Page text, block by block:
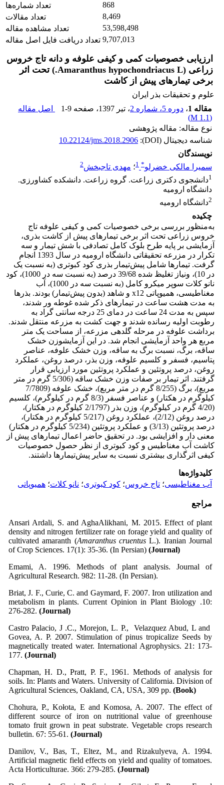
تعداد شماره‌ها
868
تعداد مقالات
8,469
تعداد مشاهده مقاله
53,598,498
تعداد دریافت فایل اصل مقاله 9,707,013
ارزیابی خصوصیات کمی و کیفی علوفه و دانه تاج خروس
زراعی (Amaranthus hypochondriacus L.) تحت اثر
برخی تیمارهای پیش از کاشت
علوم و تحقیقات بذر ایران
مقاله 1
، دوره 5، شماره 2 ، تیر 1397 ، صفحه 1-9
اصل مقاله
(
1.1 M
)
نوع مقاله: مقاله پژوهشی
شناسه دیجیتال (DOI):
10.22124/jms.2018.2906
نویسندگان
سمیرا مالکی خضرلو*
1؛ مهدی تاجبخش2
1دانشجوی دکتری زراعت. گروه زراعت. دانشکده کشاورزی.
دانشگاه ارومیه
2دانشگاه ارومیه
چکیده
به‌منظور بررسی برخی خصوصیات کمی و کیفی علوفه تاج
خروس زراعی تحت اثر برخی تیمارهای پیش از کاشت بذری،
آزمایشی بر پایه طرح بلوک کامل تصادفی با شش تیمار و سه
تکرار در مزرعه تحقیقاتی دانشگاه ارومیه در سال 1393 انجام
گرفت. تیمارها شامل پیش‌تیمار بذری کود کبوتری (به نسبت یک
در 10)، ونیاز تغلیظ شده 39/68 درصد (به نسبت سه در 1000)، کود
نانو کلات سوپر میکرو کامل (به نسبت سه در 1000)، آب
مغناطیسی، همیوپاتی x12 و شاهد (بدون پیش‌تیمار) بودند. بذرها
به مدت هشت ساعت در تیمارهای ذکر شده غوطه ور شدند،
سپس به مدت 24 ساعت در دمای 25 درجه سانتی گراد به
رطوبت اولیه رسانده شدند و جهت کشت به مزرعه منتقل شدند.
برداشت علوفه در مرحله گلدهی مزرعه، از مساحت یک متر
مربع هر واحد آزمایشی انجام شد. در این آزمایشوزن خشک
ساقه، برگ، نسبت برگ به ساقه، وزن خشک علوفه، عناصر
پتاسیم، فسفر و کلسیم علوفه، وزن بذر، درصد روغن، عملکرد
روغن، درصد پروتئین و عملکرد پروتئین مورد ارزیابی قرار
گرفتند. اثر تیمار بر صفات وزن خشک ساقه (5/306 گرم در متر
مربع)، برگ (8/255 گرم در متر مربع)، خشک علوفه (7/7809
کیلوگرم در هکتار) و عناصر فسفر (8/3 گرم در کیلوگرم)، کلسیم
(4/20 گرم در کیلوگرم)، وزن بذر (2/1797 کیلوگرم در هکتار)،
درصد روغن (2/12)، عملکرد روغن (5/217 کیلوگرم در هکتار)،
درصد پروتئین (3/13) و عملکرد پروتئین (5/234 کیلوگرم در هکتار)
معنی دار و افزایشی بود. در تحقیق حاضر اعمال تیمارهای پیش از
کاشت آب مغناطیس و کود کبوتری از نظر حصول خصوصیات
کیفی اثرگذاری بیشتری نسبت به سایر پیش‌تیمارها داشتند.
کلیدواژه‌ها
آب مغناطیسی؛ تاج خروس؛ کود کبوتری؛ نانو کلات؛ همیوپاتی
مراجع
Ansari Ardali, S. and AghaAlikhani, M. 2015. Effect of plant
density and nitrogen fertilizer rate on forage yield and quality of
cultivated amaranth (Amaranthus cruentusL.). Iranian Journal
of Crop Sciences. 17(1): 35-36. (In Persian) (Journal)
Emami, A. 1996. Methods of plant analysis. Journal of
Agricultural Research. 982: 11-28. (In Persian).
Briat, J. F., Curie, C. and Gaymard, F. 2007. Iron utilization and
metabolism in plants. Current Opinion in Plant Biology .10:
276-282. (Journal)
Castro Palacio, J .C., Morejon, L. P., Velazquez Abud, L and
Govea, A. P. 2007. Stimulation of pinus tropicalize Seeds by
magnetically treated water. International Agrophysics. 21: 173-
177. (Journal)
Chapman, H. D., Pratt, P. F., 1961. Methods of analysis for
soils. In: Plants and Waters. University of California. Division of
Agricultural Sciences, Oakland, CA, USA, 309 pp. (Book)
Chohura, P., Kołota, E and Komosa, A. 2007. The effect of
different source of iron on nutritional value of greenhouse
tomato fruit grown in peat substrate. Vegetable crops research
bulletin. 67: 55-61. (Journal)
Danilov, V., Bas, T., Eltez, M., and Rizakulyeva, A. 1994.
Artificial magnetic field effects on yield and quality of tomatoes.
Acta Horticulturae. 366: 279-285. (Journal)